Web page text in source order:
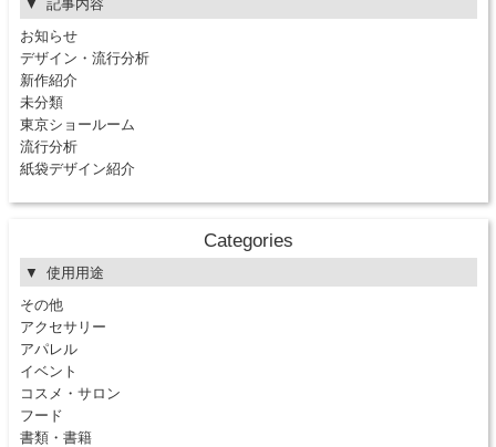
記事内容
お知らせ
デザイン・流行分析
新作紹介
未分類
東京ショールーム
流行分析
紙袋デザイン紹介
Categories
使用用途
その他
アクセサリー
アパレル
イベント
コスメ・サロン
フード
書類・書籍